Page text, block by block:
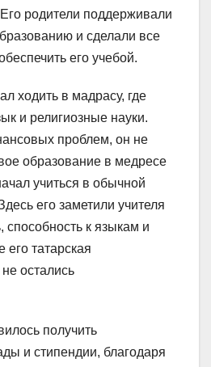
родители поддерживали
и сделали все
его учебой.
ходить в мадрасу, где
и религиозные науки.
проблем, он не
образование в медресе
учиться в обычной
его заметили учителя
к языкам и
его татарская
остались
получить
и стипендии, благодаря